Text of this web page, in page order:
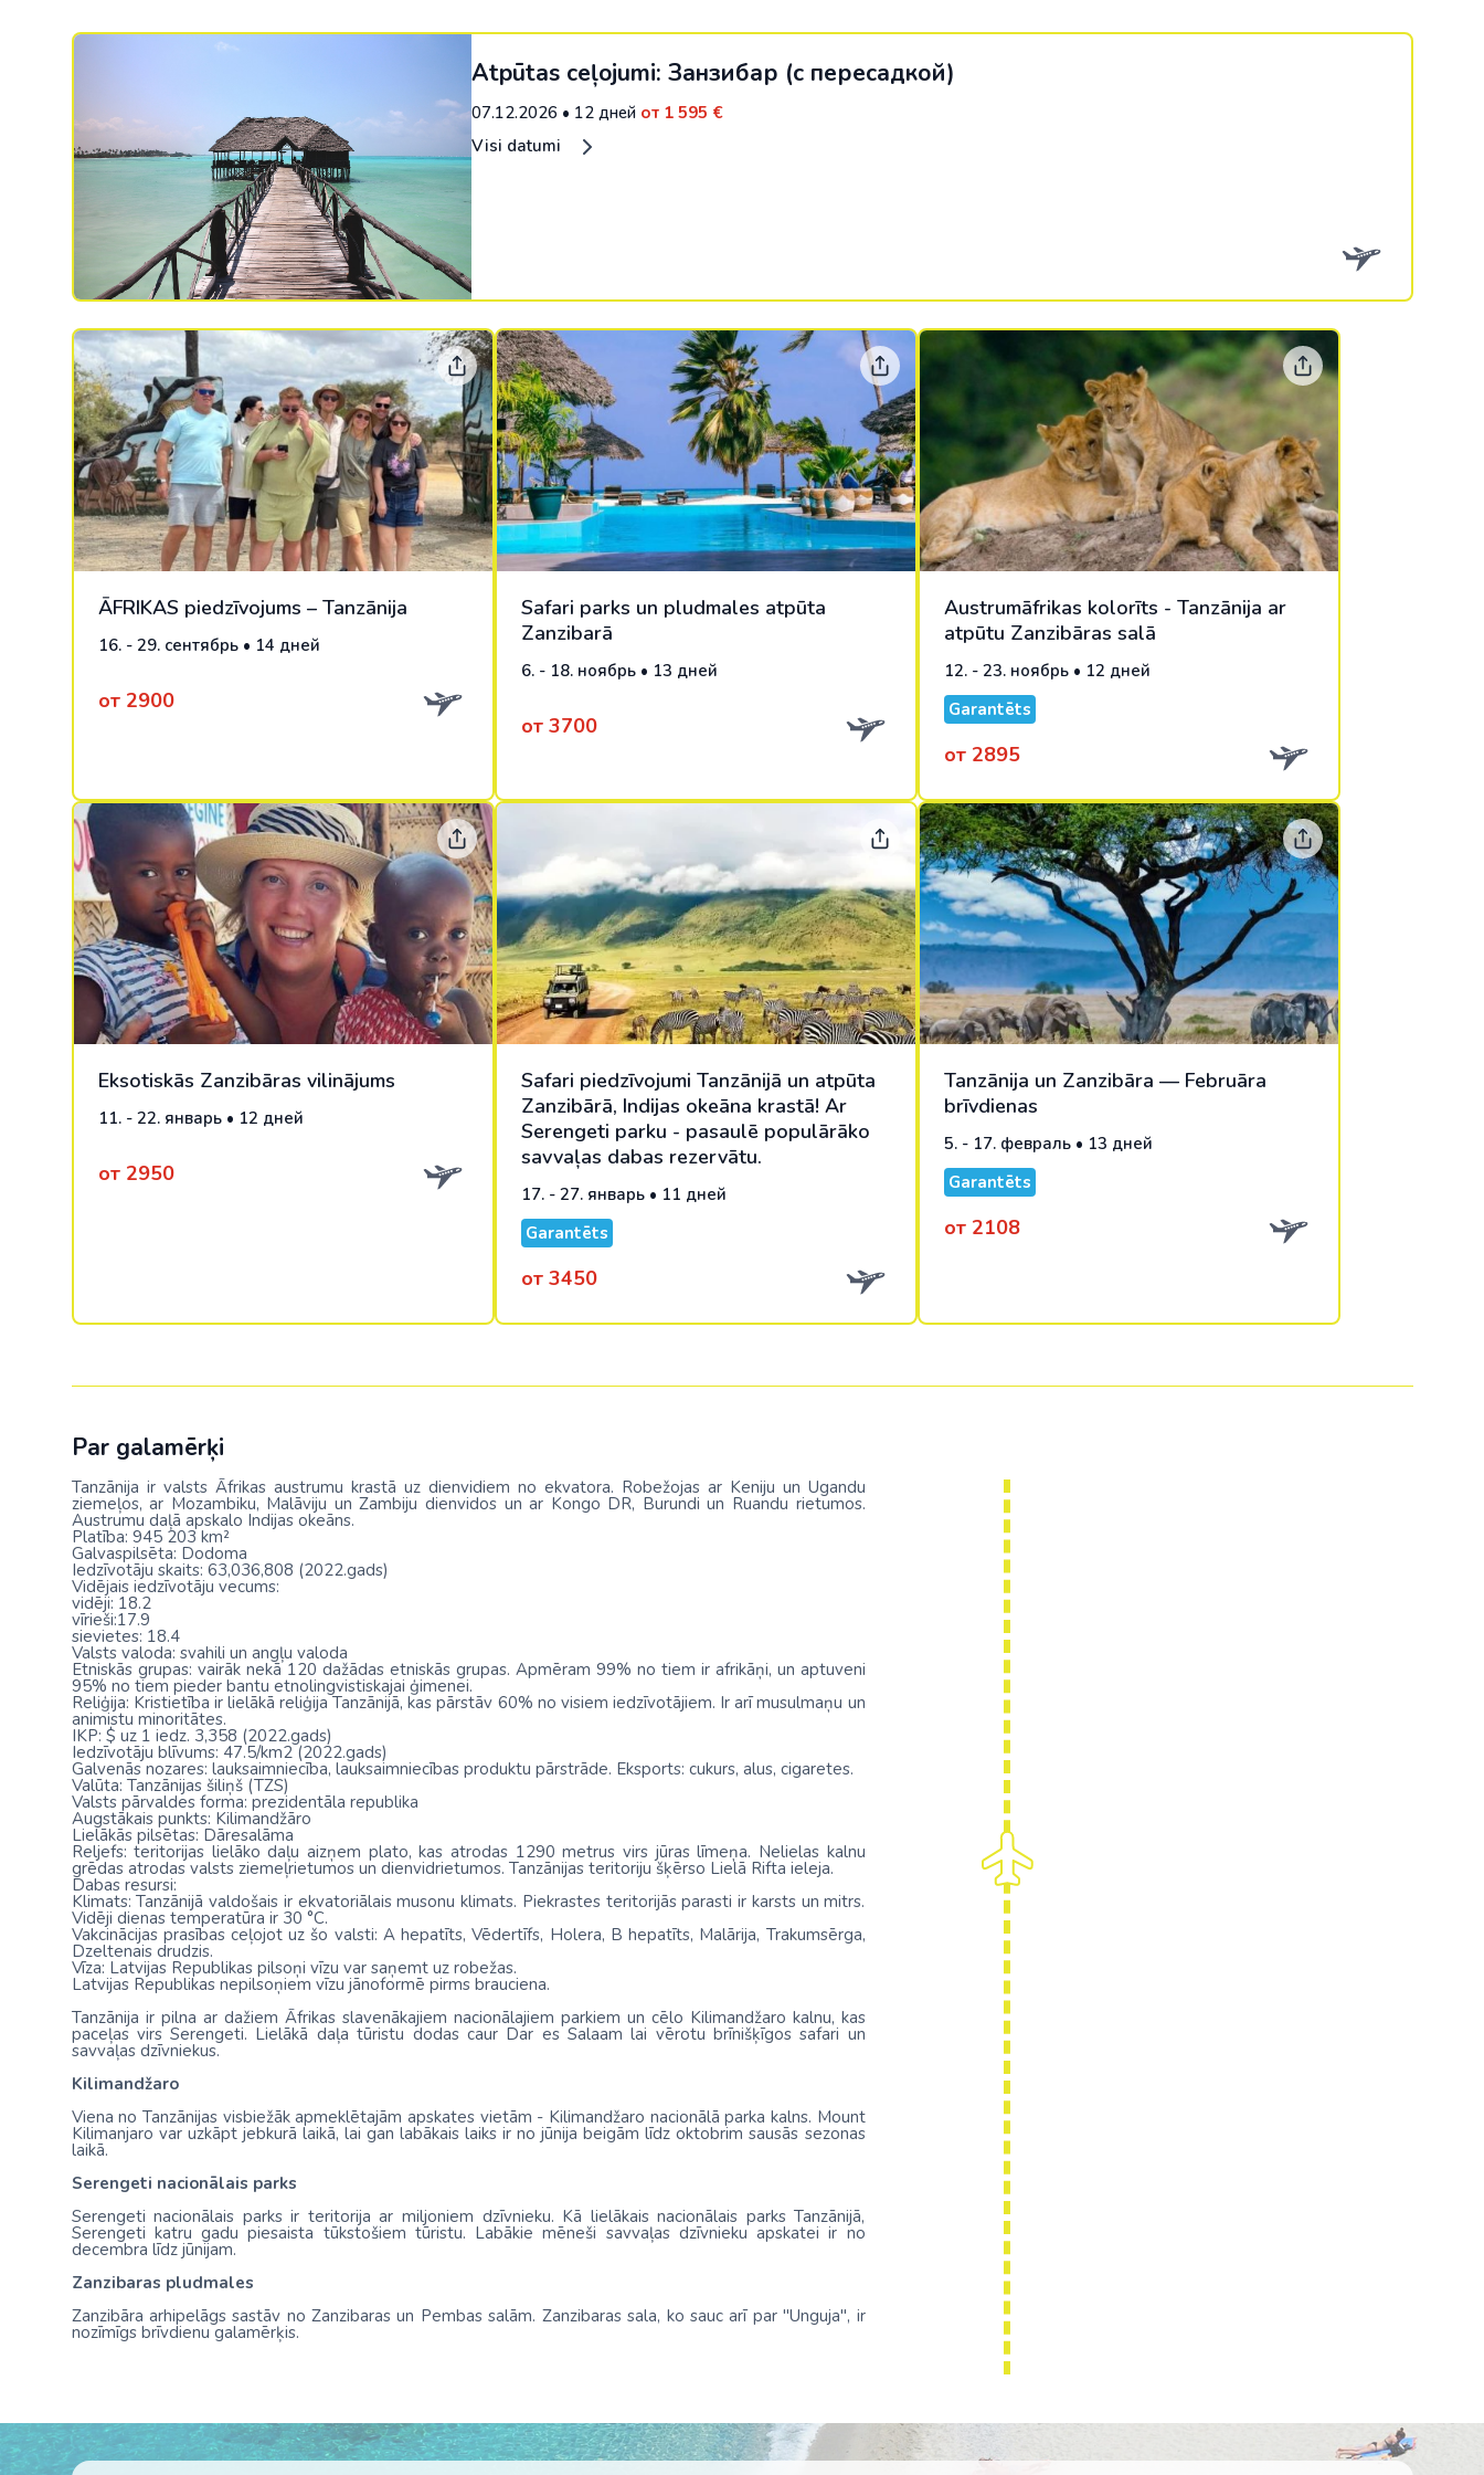
Atpūtas ceļojumi: Занзибар (с пересадкой)
07.12.2026 • 12 дней от 1 595 €
Visi datumi
ĀFRIKAS piedzīvojums – Tanzānija
16. - 29. сентябрь • 14 дней
от 2900
Safari parks un pludmales atpūta
Zanzibarā
6. - 18. ноябрь • 13 дней
от 3700
Austrumāfrikas kolorīts - Tanzānija ar
atpūtu Zanzibāras salā
12. - 23. ноябрь • 12 дней
Garantēts
от 2895
Eksotiskās Zanzibāras vilinājums
11. - 22. январь • 12 дней
от 2950
Safari piedzīvojumi Tanzānijā un atpūta
Zanzibārā, Indijas okeāna krastā! Ar
Serengeti parku - pasaulē populārāko
savvaļas dabas rezervātu.
17. - 27. январь • 11 дней
Garantēts
от 3450
Tanzānija un Zanzibāra — Februāra
brīvdienas
5. - 17. февраль • 13 дней
Garantēts
от 2108
Par galamērķi
Tanzānija ir valsts Āfrikas austrumu krastā uz dienvidiem no ekvatora. Robežojas ar Keniju un Ugandu
ziemeļos, ar Mozambiku, Malāviju un Zambiju dienvidos un ar Kongo DR, Burundi un Ruandu rietumos.
Austrumu daļā apskalo Indijas okeāns.
Platība: 945 203 km²
Galvaspilsēta: Dodoma
Iedzīvotāju skaits: 63,036,808 (2022.gads)
Vidējais iedzīvotāju vecums:
vidēji: 18.2
vīrieši:17.9
sievietes: 18.4
Valsts valoda: svahili un angļu valoda
Etniskās grupas: vairāk nekā 120 dažādas etniskās grupas. Apmēram 99% no tiem ir afrikāņi, un aptuveni
95% no tiem pieder bantu etnolingvistiskajai ģimenei.
Reliģija: Kristietība ir lielākā reliģija Tanzānijā, kas pārstāv 60% no visiem iedzīvotājiem. Ir arī musulmaņu un
animistu minoritātes.
IKP: $ uz 1 iedz. 3,358 (2022.gads)
Iedzīvotāju blīvums: 47.5/km2 (2022.gads)
Galvenās nozares: lauksaimniecība, lauksaimniecības produktu pārstrāde. Eksports: cukurs, alus, cigaretes.
Valūta: Tanzānijas šiliņš (TZS)
Valsts pārvaldes forma: prezidentāla republika
Augstākais punkts: Kilimandžāro
Lielākās pilsētas: Dāresalāma
Reljefs: teritorijas lielāko daļu aizņem plato, kas atrodas 1290 metrus virs jūras līmeņa. Nelielas kalnu
grēdas atrodas valsts ziemeļrietumos un dienvidrietumos. Tanzānijas teritoriju šķērso Lielā Rifta ieleja.
Dabas resursi:
Klimats: Tanzānijā valdošais ir ekvatoriālais musonu klimats. Piekrastes teritorijās parasti ir karsts un mitrs.
Vidēji dienas temperatūra ir 30 °C.
Vakcinācijas prasības ceļojot uz šo valsti: A hepatīts, Vēdertīfs, Holera, B hepatīts, Malārija, Trakumsērga,
Dzeltenais drudzis.
Vīza: Latvijas Republikas pilsoņi vīzu var saņemt uz robežas.
Latvijas Republikas nepilsoņiem vīzu jānoformē pirms brauciena.
Tanzānija ir pilna ar dažiem Āfrikas slavenākajiem nacionālajiem parkiem un cēlo Kilimandžaro kalnu, kas
paceļas virs Serengeti. Lielākā daļa tūristu dodas caur Dar es Salaam lai vērotu brīnišķīgos safari un
savvaļas dzīvniekus.
Kilimandžaro
Viena no Tanzānijas visbiežāk apmeklētajām apskates vietām - Kilimandžaro nacionālā parka kalns. Mount
Kilimanjaro var uzkāpt jebkurā laikā, lai gan labākais laiks ir no jūnija beigām līdz oktobrim sausās sezonas
laikā.
Serengeti nacionālais parks
Serengeti nacionālais parks ir teritorija ar miljoniem dzīvnieku. Kā lielākais nacionālais parks Tanzānijā,
Serengeti katru gadu piesaista tūkstošiem tūristu. Labākie mēneši savvaļas dzīvnieku apskatei ir no
decembra līdz jūnijam.
Zanzibaras pludmales
Zanzibāra arhipelāgs sastāv no Zanzibaras un Pembas salām. Zanzibaras sala, ko sauc arī par "Unguja", ir
nozīmīgs brīvdienu galamērķis.